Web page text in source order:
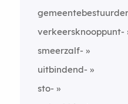
verkeersknooppunt-
smeerzalf-
uitbindend-
sto-